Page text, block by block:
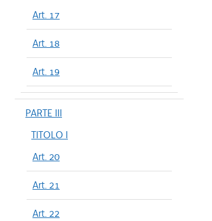
Art. 17
Art. 18
Art. 19
PARTE III
TITOLO I
Art. 20
Art. 21
Art. 22